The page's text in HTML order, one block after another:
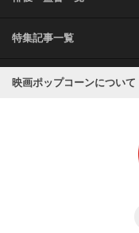
特集記事一覧
映画ポップコーンについて